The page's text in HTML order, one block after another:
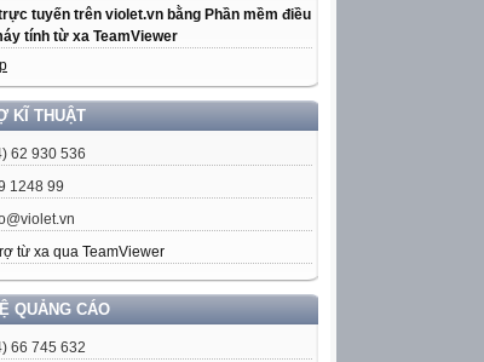
tuyến trên violet.vn bằng Phần mềm điều
tính từ xa TeamViewer
KĨ THUẬT
62 930 536
1248 99
từ xa qua TeamViewer
QUẢNG CÁO
66 745 632